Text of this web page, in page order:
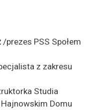
/prezes PSS Społem
z zakresu
Studia
Domu